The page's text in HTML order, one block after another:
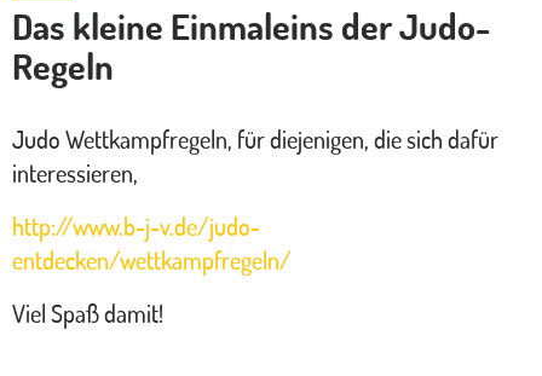
Das kleine Einmaleins der Judo-
Regeln
Judo Wettkampfregeln, für diejenigen, die sich dafür
interessieren,
http://www.b-j-v.de/judo-
entdecken/wettkampfregeln/
Viel Spaß damit!